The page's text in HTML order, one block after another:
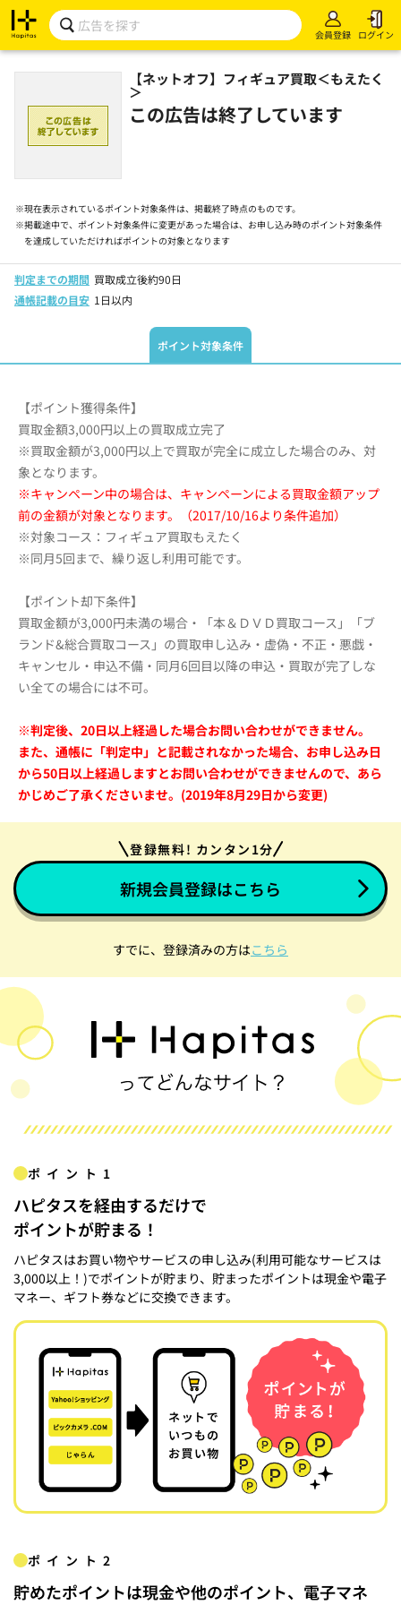
会員登録 ログイン
【ネットオフ】フィギュア買取＜もえたく
＞
この広告は終了しています
※現在表示されているポイント対象条件は、掲載終了時点のものです。
※掲載途中で、ポイント対象条件に変更があった場合は、お申し込み時のポイント対象条件
を達成していただければポイントの対象となります
判定までの期間 買取成立後約90日
通帳記載の目安 1日以内
ポイント対象条件
【ポイント獲得条件】
買取金額3,000円以上の買取成立完了
※買取金額が3,000円以上で買取が完全に成立した場合のみ、対
象となります。
※キャンペーン中の場合は、キャンペーンによる買取金額アップ
前の金額が対象となります。（2017/10/16より条件追加）
※対象コース：フィギュア買取もえたく
※同月5回まで、繰り返し利用可能です。
【ポイント却下条件】
買取金額が3,000円未満の場合・「本＆ＤＶＤ買取コース」「ブ
ランド&総合買取コース」の買取申し込み・虚偽・不正・悪戯・
キャンセル・申込不備・同月6回目以降の申込・買取が完了しな
い全ての場合には不可。
※判定後、20日以上経過した場合お問い合わせができません。
また、通帳に「判定中」と記載されなかった場合、お申し込み日
から50日以上経過しますとお問い合わせができませんので、あら
かじめご了承くださいませ。(2019年8月29日から変更)
登録無料! カンタン1分
新規会員登録はこちら
すでに、登録済みの方はこちら
ポイント1
ハピタスを経由するだけで
ポイントが貯まる！
ハピタスはお買い物やサービスの申し込み(利用可能なサービスは
3,000以上！)でポイントが貯まり、貯まったポイントは現金や電子
マネー、ギフト券などに交換できます。
ポイント2
貯めたポイントは現金や他のポイント、電子マネ